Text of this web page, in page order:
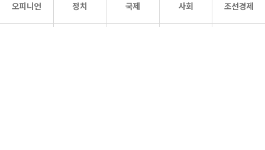
오피니언 정치 국제 사회 조선경제